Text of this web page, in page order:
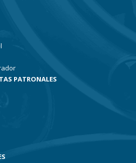
PATRONALES